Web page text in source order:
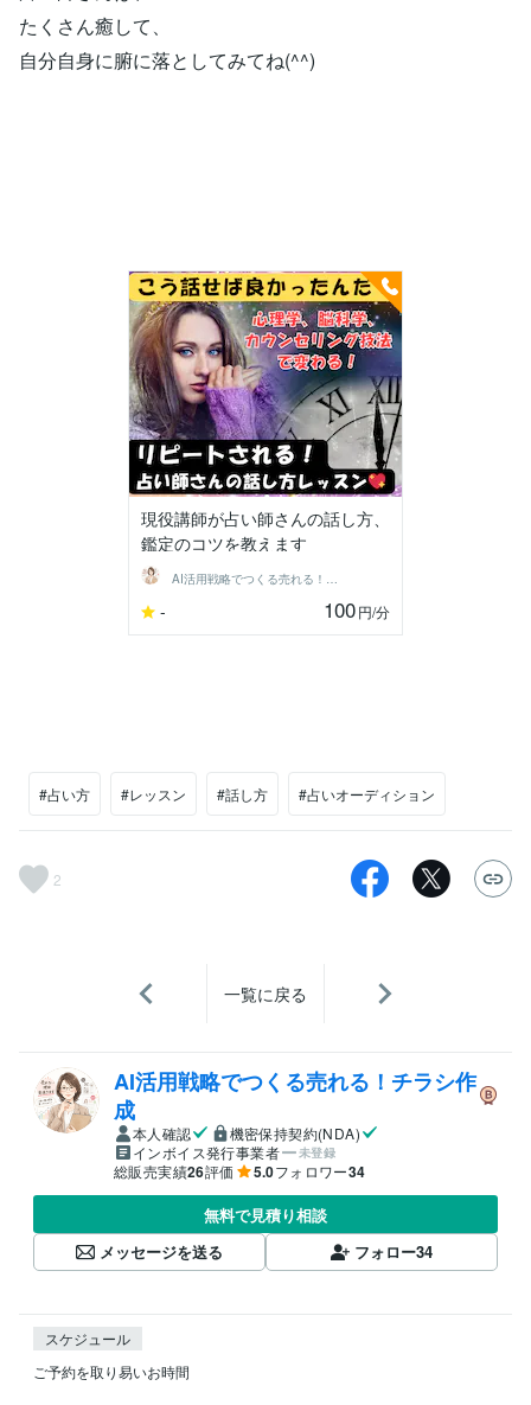
たくさん癒して、
自分自身に腑に落としてみてね(^^)
現役講師が占い師さんの話し方、
鑑定のコツを教えます
AI活用戦略でつくる売れる！チラシ作成
- 100円/分
#占い方 #レッスン #話し方 #占いオーディション
2
一覧に戻る
AI活用戦略でつくる売れる！チラシ作
成
本人確認
機密保持契約(NDA)
インボイス発行事業者
未登録
総販売実績26評価 5.0フォロワー34
無料で見積り相談
メッセージを送る
フォロー34
スケジュール
ご予約を取り易いお時間